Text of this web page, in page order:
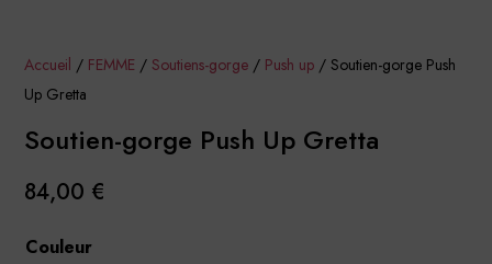
Accueil / FEMME / Soutiens-gorge / Push up / Soutien-gorge Push
Up Gretta
Soutien-gorge Push Up Gretta
84,00 €
Couleur